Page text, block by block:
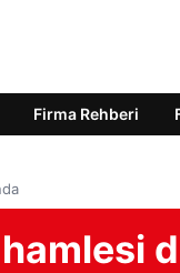
Firma Rehberi